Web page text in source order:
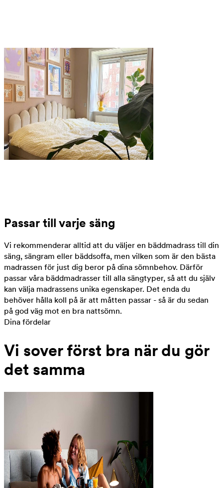
Passar till varje säng
Vi rekommenderar alltid att du väljer en bäddmadrass till din
säng, sängram eller bäddsoffa, men vilken som är den bästa
madrassen för just dig beror på dina sömnbehov. Därför
passar våra bäddmadrasser till alla sängtyper, så att du själv
kan välja madrassens unika egenskaper. Det enda du
behöver hålla koll på är att måtten passar - så är du sedan
på god väg mot en bra nattsömn.
Dina fördelar
Vi sover först bra när du gör
det samma